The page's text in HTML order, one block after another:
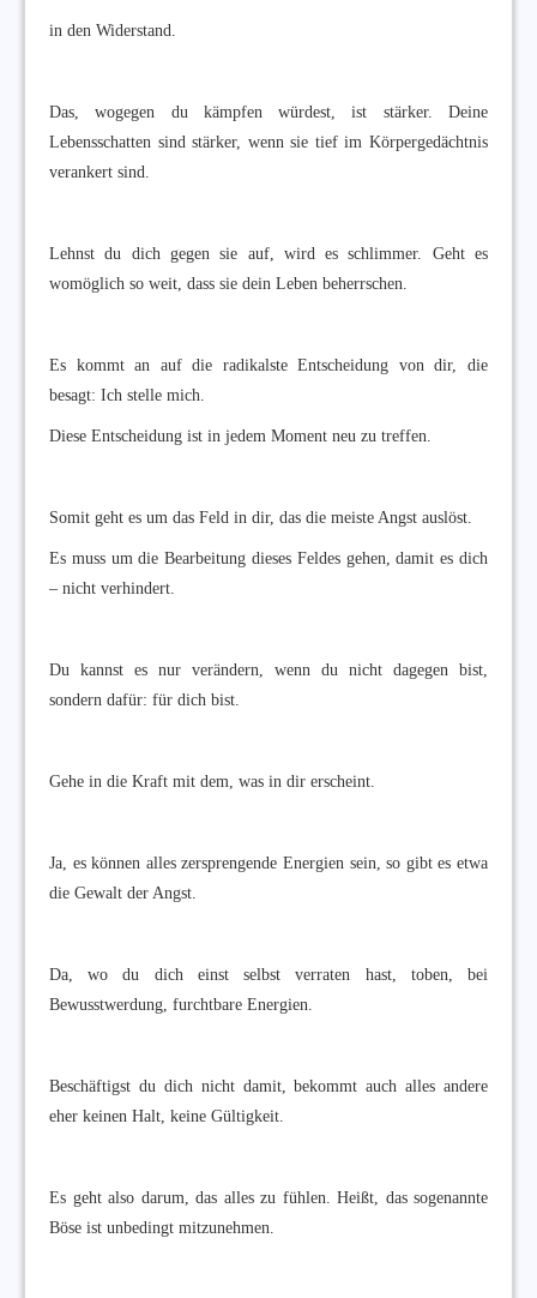
in den Widerstand.
Das, wogegen du kämpfen würdest, ist stärker. Deine
Lebensschatten sind stärker, wenn sie tief im Körpergedächtnis
verankert sind.
Lehnst du dich gegen sie auf, wird es schlimmer. Geht es
womöglich so weit, dass sie dein Leben beherrschen.
Es kommt an auf die radikalste Entscheidung von dir, die
besagt: Ich stelle mich.
Diese Entscheidung ist in jedem Moment neu zu treffen.
Somit geht es um das Feld in dir, das die meiste Angst auslöst.
Es muss um die Bearbeitung dieses Feldes gehen, damit es dich
– nicht verhindert.
Du kannst es nur verändern, wenn du nicht dagegen bist,
sondern dafür: für dich bist.
Gehe in die Kraft mit dem, was in dir erscheint.
Ja, es können alles zersprengende Energien sein, so gibt es etwa
die Gewalt der Angst.
Da, wo du dich einst selbst verraten hast, toben, bei
Bewusstwerdung, furchtbare Energien.
Beschäftigst du dich nicht damit, bekommt auch alles andere
eher keinen Halt, keine Gültigkeit.
Es geht also darum, das alles zu fühlen. Heißt, das sogenannte
Böse ist unbedingt mitzunehmen.